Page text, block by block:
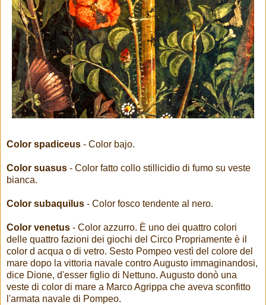
Color spadiceus - Color bajo.
Color suasus - Color fatto collo stillicidio di fumo su veste
bianca.
Color subaquilus - Color fosco tendente al nero.
Color venetus - Color azzurro. È uno dei quattro colori
delle quattro fazioni dei giochi del Circo Propriamente è il
color d acqua o di vetro. Sesto Pompeo vestì del colore del
mare dopo la vittoria navale contro Augusto immaginandosi,
dice Dione, d'esser figlio di Nettuno. Augusto donò una
veste di color di mare a Marco Agrippa che aveva sconfitto
l'armata navale di Pompeo.